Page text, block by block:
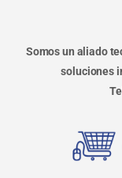
Somos un aliado
soluciones